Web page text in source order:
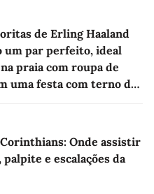
de Erling Haaland
um par perfeito, ideal
praia com roupa de
uma festa com terno de
Onde assistir
e escalações da